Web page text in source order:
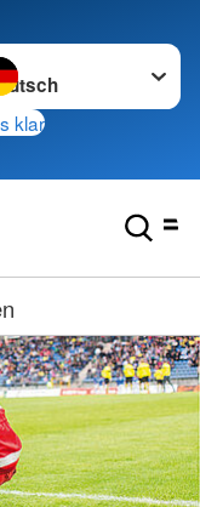
wechseln zu
klar